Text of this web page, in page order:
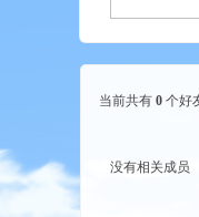
当前共有 0 个好
没有相关成员